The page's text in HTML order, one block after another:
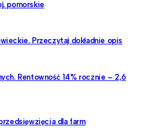
pomorskie
Przeczytaj dokładnie opis
Rentowność 14% rocznie – 2,6
dla farm